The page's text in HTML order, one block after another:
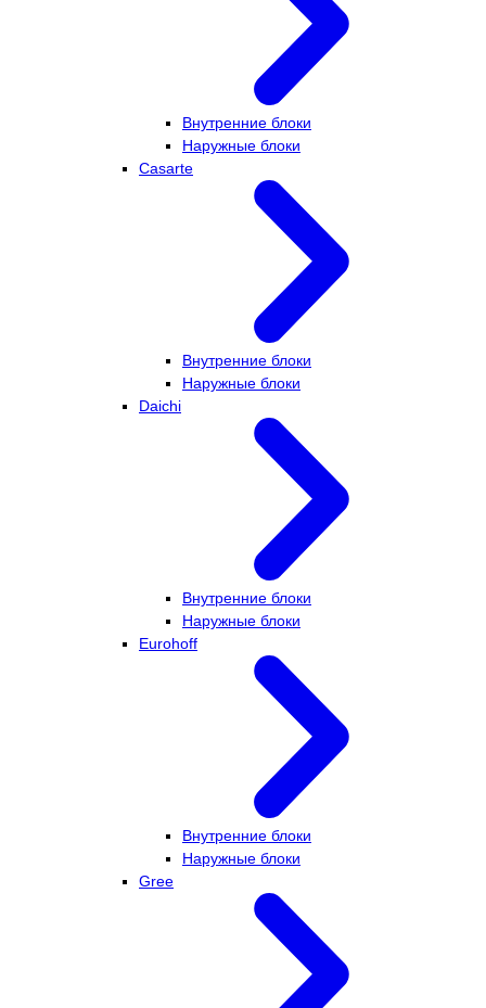
Внутренние блоки
Наружные блоки
Casarte
Внутренние блоки
Наружные блоки
Daichi
Внутренние блоки
Наружные блоки
Eurohoff
Внутренние блоки
Наружные блоки
Gree